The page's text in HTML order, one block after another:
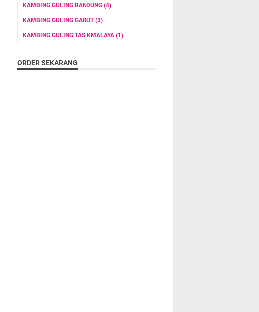
KAMBING GULING BANDUNG (4)
KAMBING GULING GARUT(3)
KAMBING GULING TASIKMALAYA (1)
ORDER SEKARANG